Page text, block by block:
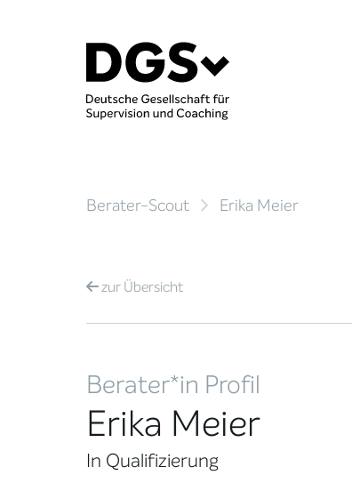
Berater-Scout Erika Meier
zurÜbersicht
Berater*in Profil
Erika Meier
In Qualifizierung